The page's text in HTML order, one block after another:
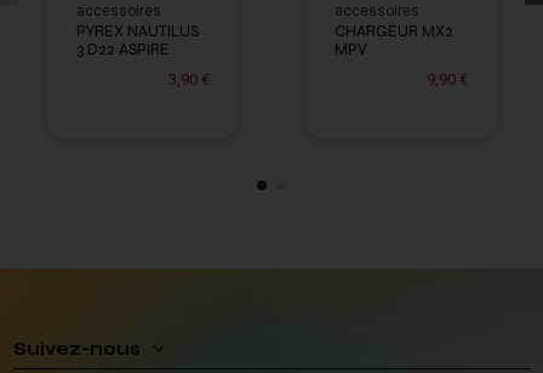
accessoires
PYREX NAUTILUS
3 D22 ASPIRE
3,90 €
accessoires
CHARGEUR MX2
MPV
9,90 €
Suivez-nous